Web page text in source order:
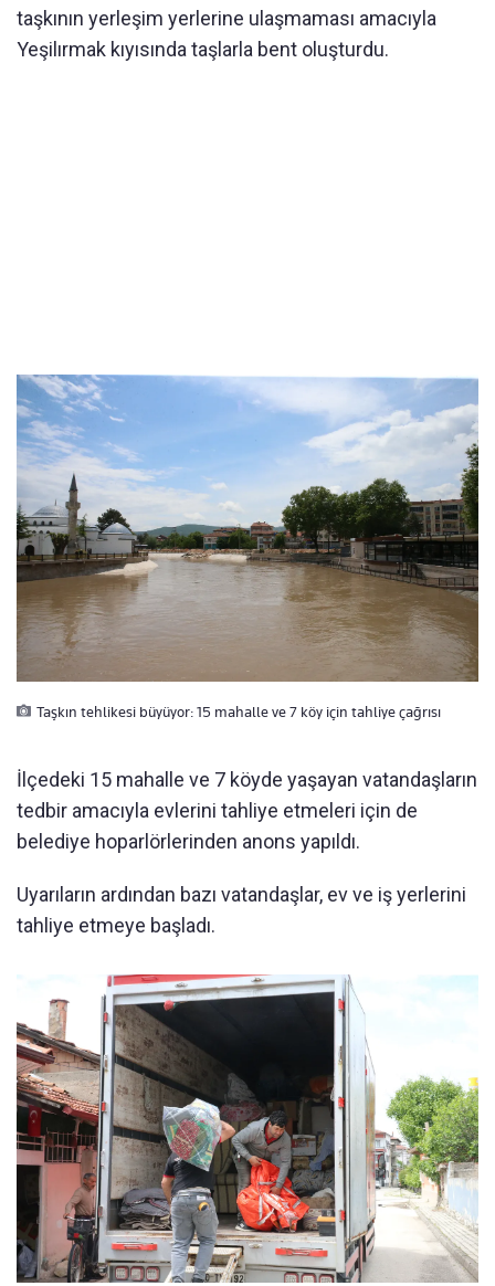
taşkının yerleşim yerlerine ulaşmaması amacıyla
Yeşilırmak kıyısında taşlarla bent oluşturdu.
Taşkın tehlikesi büyüyor: 15 mahalle ve 7 köy için tahliye çağrısı
İlçedeki 15 mahalle ve 7 köyde yaşayan vatandaşların
tedbir amacıyla evlerini tahliye etmeleri için de
belediye hoparlörlerinden anons yapıldı.
Uyarıların ardından bazı vatandaşlar, ev ve iş yerlerini
tahliye etmeye başladı.